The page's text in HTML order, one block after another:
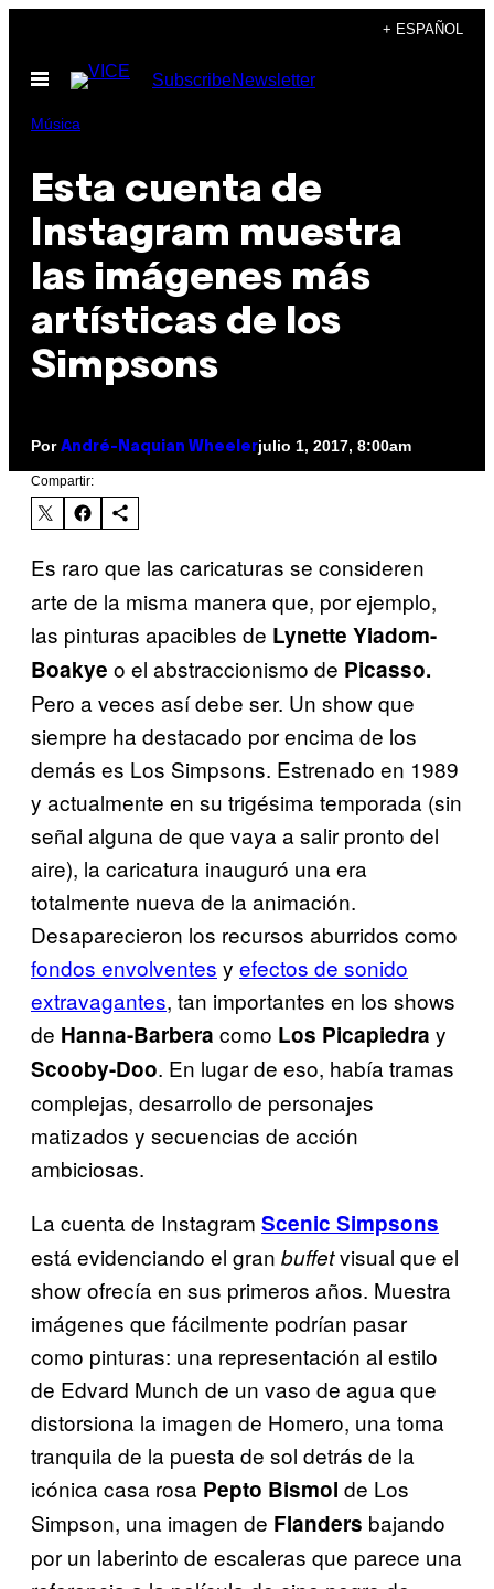
contenido
+ ESPAÑOL
Abrir
Menú
SubscribeNewsletter
Música
Esta cuenta de
Instagram muestra
las imágenes más
artísticas de los
Simpsons
Por André-Naquian Wheelerjulio 1, 2017, 8:00am
Compartir:
Es raro que las caricaturas se consideren
arte de la misma manera que, por ejemplo,
las pinturas apacibles de Lynette Yiadom-
Boakye o el abstraccionismo de Picasso.
Pero a veces así debe ser. Un show que
siempre ha destacado por encima de los
demás es Los Simpsons. Estrenado en 1989
y actualmente en su trigésima temporada (sin
señal alguna de que vaya a salir pronto del
aire), la caricatura inauguró una era
totalmente nueva de la animación.
Desaparecieron los recursos aburridos como
fondos envolventes y efectos de sonido
extravagantes, tan importantes en los shows
de Hanna-Barbera como Los Picapiedra y
Scooby-Doo. En lugar de eso, había tramas
complejas, desarrollo de personajes
matizados y secuencias de acción
ambiciosas.
La cuenta de Instagram Scenic Simpsons
está evidenciando el gran buffetvisual que el
show ofrecía en sus primeros años. Muestra
imágenes que fácilmente podrían pasar
como pinturas: una representación al estilo
de Edvard Munch de un vaso de agua que
distorsiona la imagen de Homero, una toma
tranquila de la puesta de sol detrás de la
icónica casa rosa Pepto Bismol de Los
Simpson, una imagen de Flanders bajando
por un laberinto de escaleras que parece una